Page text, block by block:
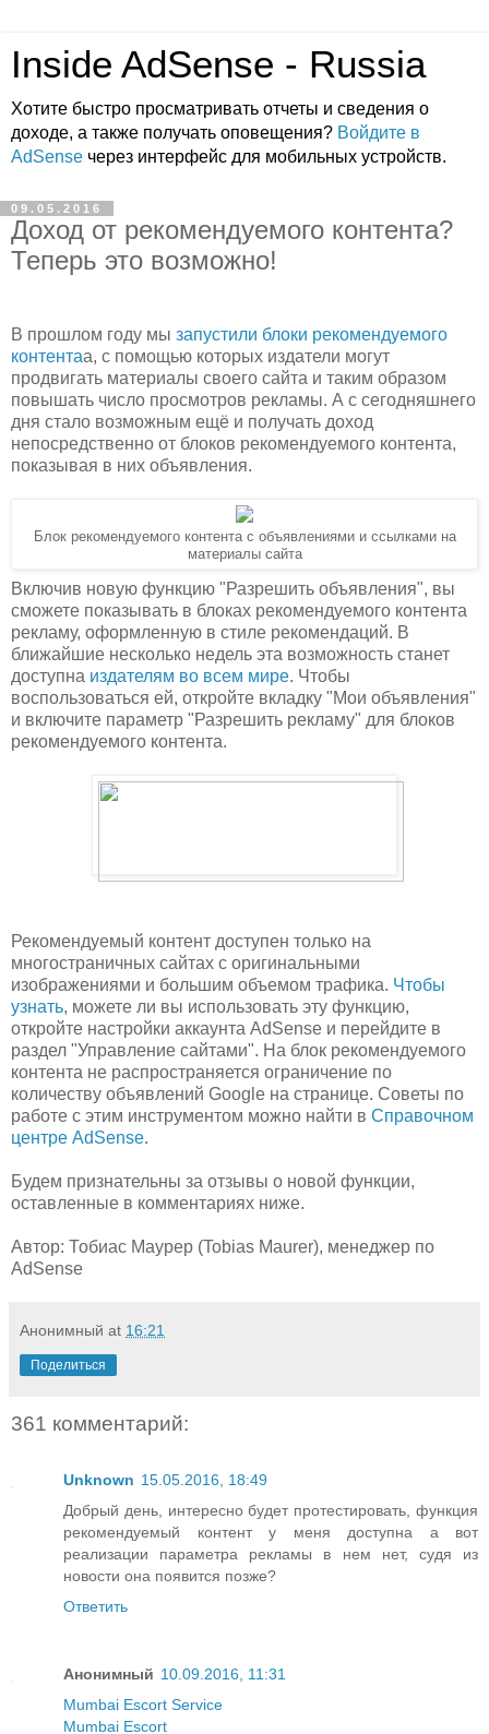
Inside AdSense - Russia
Хотите быстро просматривать отчеты и сведения о
доходе, а также получать оповещения? Войдите в
AdSense через интерфейс для мобильных устройств.
09.05.2016
Доход от рекомендуемого контента?
Теперь это возможно!
В прошлом году мы запустили блоки рекомендуемого
контентaа, с помощью которых издатели могут
продвигать материалы своего сайта и таким образом
повышать число просмотров рекламы. А с сегодняшнего
дня стало возможным ещё и получать доход
непосредственно от блоков рекомендуемого контента,
показывая в них объявления.
Блок рекомендуемого контента с объявлениями и ссылками на
материалы сайта
Включив новую функцию "Разрешить объявления", вы
сможете показывать в блоках рекомендуемого контента
рекламу, оформленную в стиле рекомендаций. В
ближайшие несколько недель эта возможность станет
доступна издателям во всем мире. Чтобы
воспользоваться ей, откройте вкладку "Мои объявления"
и включите параметр "Разрешить рекламу" для блоков
рекомендуемого контента.
Рекомендуемый контент доступен только на
многостраничных сайтах с оригинальными
изображениями и большим объемом трафика. Чтобы
узнать, можете ли вы использовать эту функцию,
откройте настройки аккаунта AdSense и перейдите в
раздел "Управление сайтами". На блок рекомендуемого
контента не распространяется ограничение по
количеству объявлений Google на странице. Советы по
работе с этим инструментом можно найти в Справочном
центре AdSense.
Будем признательны за отзывы о новой функции,
оставленные в комментариях ниже.
Автор: Тобиас Маурер (Tobias Maurer), менеджер по
AdSense
Анонимный at 16:21
Поделиться
361 комментарий:
Unknown 15.05.2016, 18:49
Добрый день, интересно будет протестировать, функция
рекомендуемый контент у меня доступна а вот
реализации параметра рекламы в нем нет, судя из
новости она появится позже?
Ответить
Анонимный 10.09.2016, 11:31
Mumbai Escort Service
Mumbai Escort